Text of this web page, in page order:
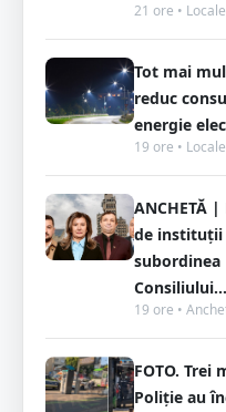
21 ore • Locale
Tot mai
reduc
energie
19 ore • Locale
ANCHETĂ
de instituții
subordinea
Consiliului...
19 ore •
FOTO. Trei
Poliție au